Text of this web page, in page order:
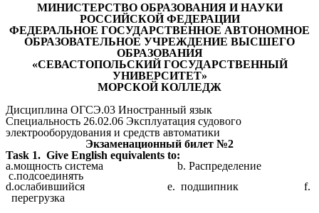
МИНИСТЕРСТВО ОБРАЗОВАНИЯ И НАУКИ
РОССИЙСКОЙ ФЕДЕРАЦИИ
ФЕДЕРАЛЬНОЕ ГОСУДАРСТВЕННОЕ АВТОНОМНОЕ
ОБРАЗОВАТЕЛЬНОЕ УЧРЕЖДЕНИЕ ВЫСШЕГО
ОБРАЗОВАНИЯ
«СЕВАСТОПОЛЬСКИЙ ГОСУДАРСТВЕННЫЙ
УНИВЕРСИТЕТ»
МОРСКОЙ КОЛЛЕДЖ
Дисциплина ОГСЭ.03 Иностранный язык
Специальность 26.02.06 Эксплуатация судового
электрооборудования и средств автоматики
Экзаменационный билет №2
Task 1. Give English equivalents to:
a.мощность система b. Распределение
c.подсоединять
d.ослабившийся e. подшипник f.
перегрузка